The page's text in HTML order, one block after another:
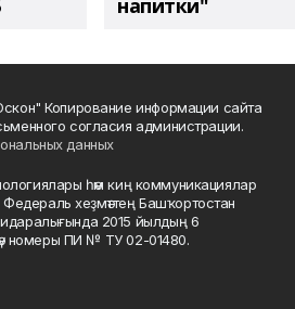
напитки"
Копирование информации сайта
согласия администрации.
данных
һәм киң коммуникациялар
Федераль хеҙмәттең Башҡортостан
2015 йылдың 6
номеры ПИ № ТУ 02-01480.